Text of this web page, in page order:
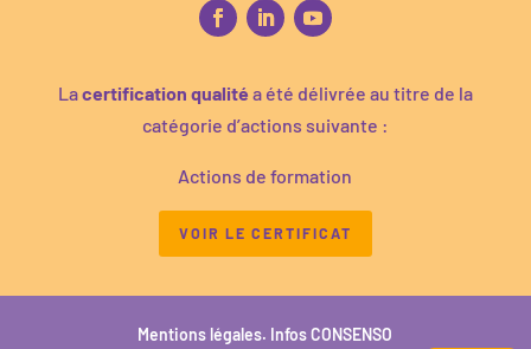
Lacertification qualité a été délivrée au titre de la
catégorie d’actions suivante :
Actions de formation
VOIR LE CERTIFICAT
Mentions légales. Infos CONSENSO